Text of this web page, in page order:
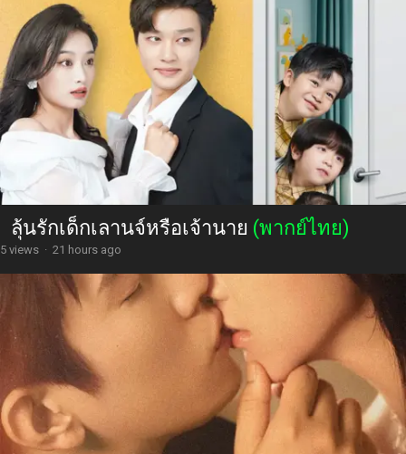
ลุ้นรักเด็กเลานจ์หรือเจ้านาย (พากย์ไทย)
5 views · 21 hours ago